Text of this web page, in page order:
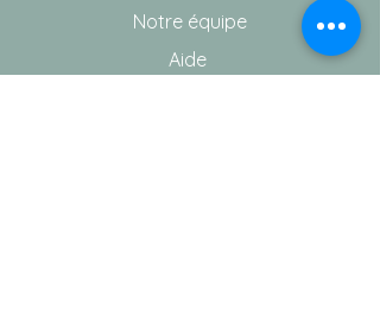
Notre équipe
Aide